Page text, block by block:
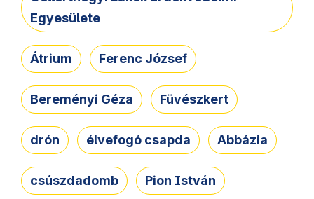
Egyesülete
Átrium Ferenc József
Bereményi Géza Füvészkert
drón élvefogó csapda Abbázia
csúszdadomb Pion István